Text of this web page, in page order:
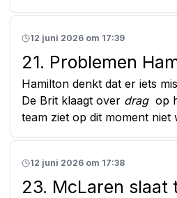
12 juni 2026 om 17:39
21. Problemen
Hamilton denkt dat er iets
De Brit klaagt over dragop
team ziet op dit moment niet
12 juni 2026 om 17:38
23. McLaren slaat